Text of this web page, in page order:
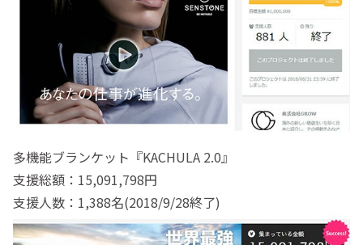
多機能ブランケット『KACHULA 2.0』
支援総額：15,091,798円
支援人数：1,388名(2018/9/28終了)